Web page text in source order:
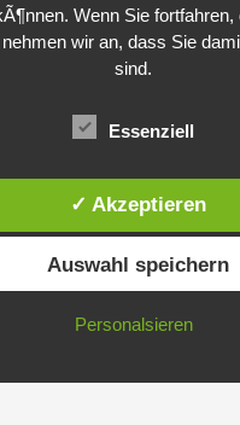
SON MON
2026 | Präsentiert vonAstra-
Wenn Sie
wir an, dass Sie
sind.
Essenziell
✓ Akzeptieren
Auswahl speichern
Personalsieren